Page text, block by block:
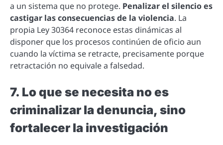
a un sistema que no protege. Penalizar el silencio es
castigar las consecuencias de la violencia. La
propia Ley 30364 reconoce estas dinámicas al
disponer que los procesos continúen de oficio aun
cuando la víctima se retracte, precisamente porque
retractación no equivale a falsedad.
7. Lo que se necesita no es
criminalizar la denuncia, sino
fortalecer la investigación